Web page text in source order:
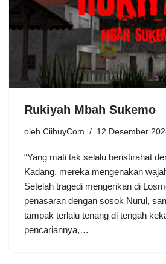
Rukiyah Mbah Sukemo
oleh CiihuyCom 12 Desember
“Yang mati tak selalu beristirahat
Kadang, mereka mengenakan
Setelah tragedi mengerikan di
penasaran dengan sosok Nurul,
tampak terlalu tenang di tengah
pencariannya,…